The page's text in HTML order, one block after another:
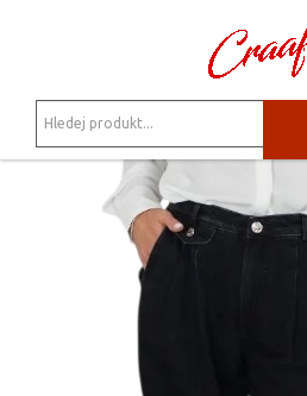
KALHOTY, KRAŤASY